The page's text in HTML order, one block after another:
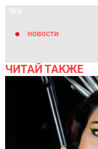
ТЕГИ
новости
ЧИТАЙ ТАКЖЕ